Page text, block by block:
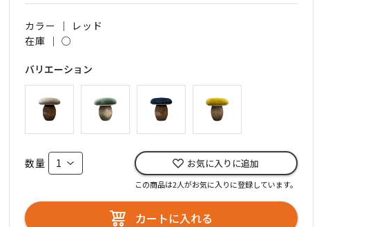
カラー ｜ レッド
在庫 ｜○
バリエーション
数量 お気に入りに追加
この商品は2人がお気に入りに登録しています。
カートに入れる